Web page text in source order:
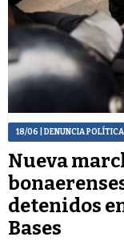
18/06 | DENUNCIA POLÍTICA
Nueva
detenidos
Bases